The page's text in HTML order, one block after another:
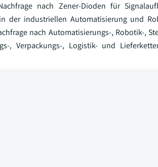
nach Zener-Dioden für
der industriellen Automatisierung und
nach Automatisierungs-, Robotik-,
, Verpackungs-, Logistik- und